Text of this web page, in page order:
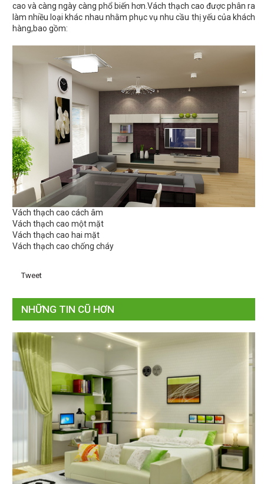
cao và càng ngày càng phổ biến hơn.Vách thạch cao được phân ra
làm nhiều loại khác nhau nhằm phục vụ nhu cầu thị yếu của khách
hàng,bao gồm:
Vách thạch cao cách âm
Vách thạch cao một mặt
Vách thạch cao hai mặt
Vách thạch cao chống cháy
Tweet
NHỮNG TIN CŨ HƠN